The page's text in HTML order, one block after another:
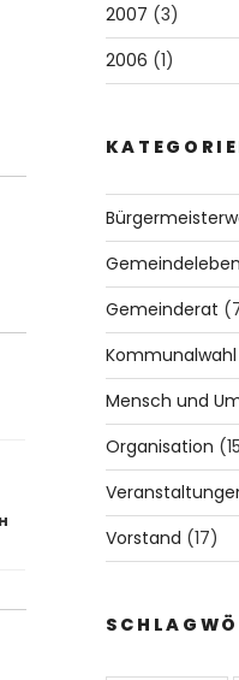
2007 (3)
2006 (1)
Gemeindeleben
Gemeinderat
Kommunalwahl
Mensch und
Organisation
Vorstand (17)